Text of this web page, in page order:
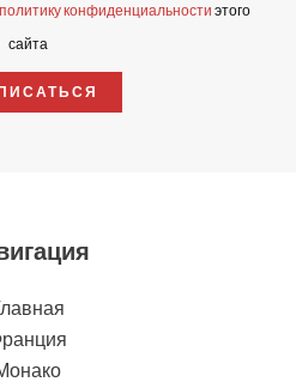
политику конфиденциальности этого
сайта